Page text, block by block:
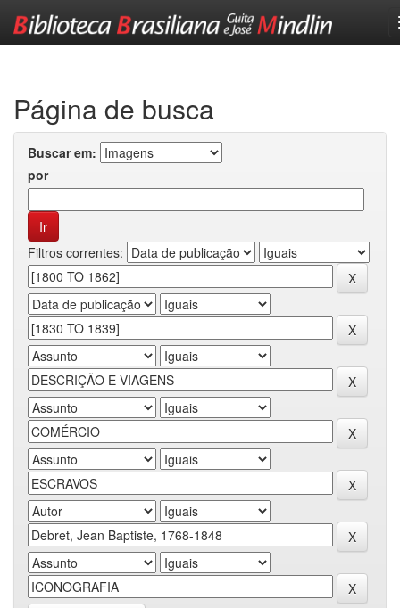
Página de busca
Buscar em:
por
Filtros correntes: